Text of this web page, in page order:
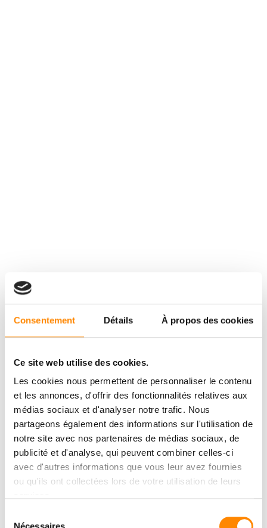
Consentement Détails À propos des cookies
Ce site web utilise des cookies.
Les cookies nous permettent de personnaliser le contenu
et les annonces, d'offrir des fonctionnalités relatives aux
médias sociaux et d'analyser notre trafic. Nous
partageons également des informations sur l'utilisation de
notre site avec nos partenaires de médias sociaux, de
publicité et d'analyse, qui peuvent combiner celles-ci
avec d'autres informations que vous leur avez fournies
ou qu'ils ont collectées lors de votre utilisation de leurs
Nécessaires